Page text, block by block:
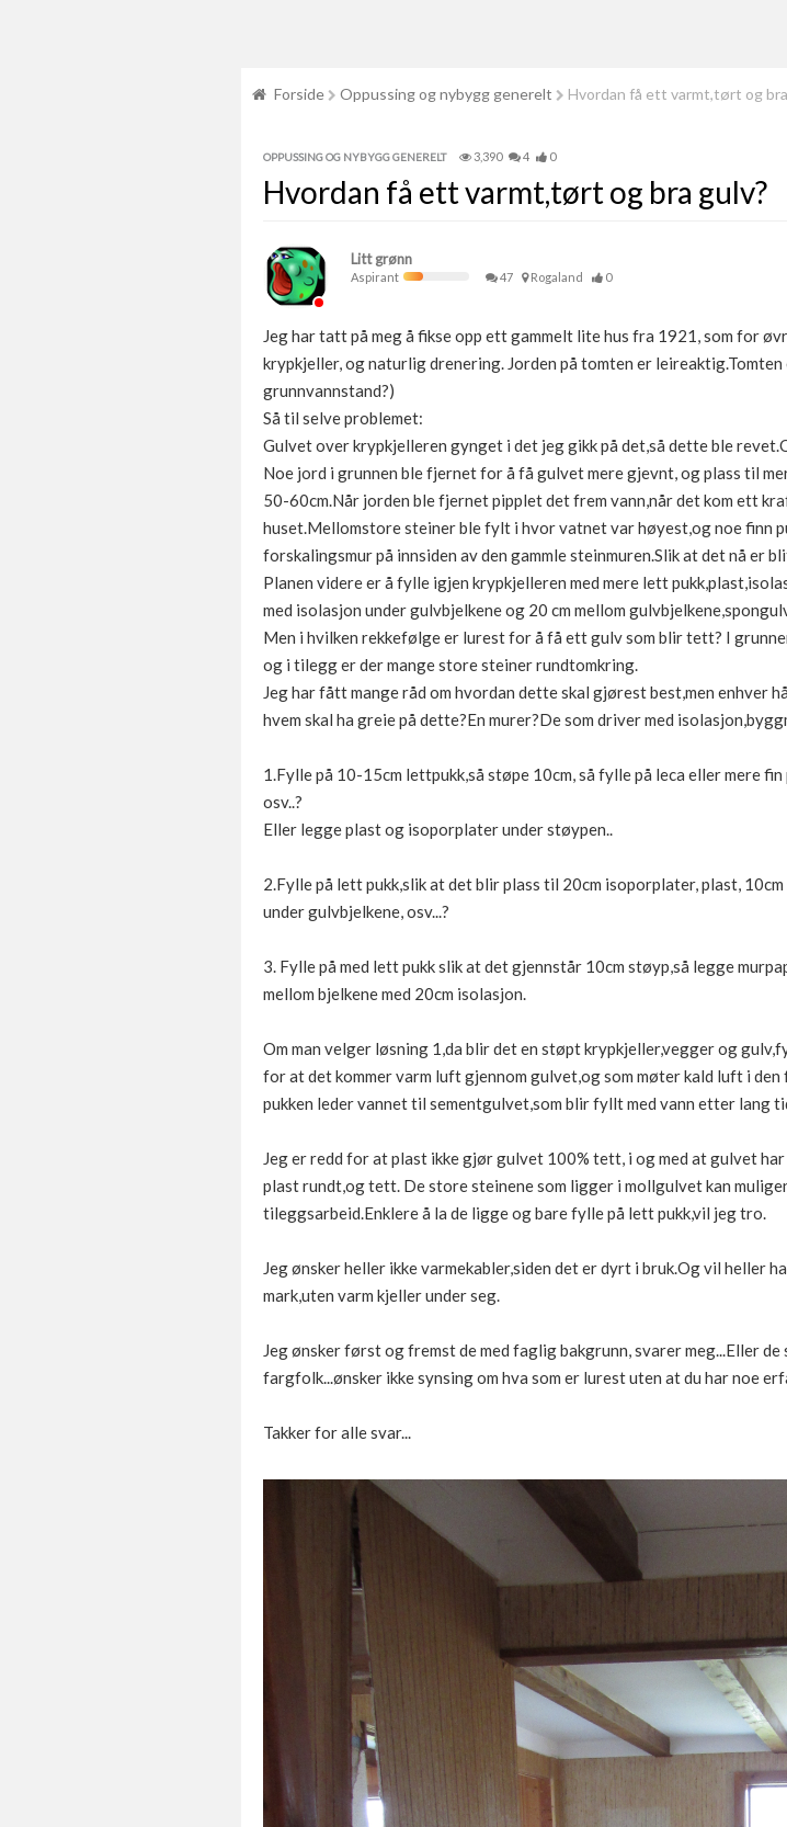
Forside Oppussing og nybygg generelt Hvordan få ett varmt,tørt og
OPPUSSING OG NYBYGG GENERELT 3,390 4 0
Hvordan få ett varmt,tørt og bra gulv?
Litt grønn
Aspirant 47 Rogaland 0
Jeg har tatt på meg å fikse opp ett gammelt lite hus fra 1921, som for
krypkjeller, og naturlig drenering. Jorden på tomten er
grunnvannstand?)
Så til selve problemet:
Gulvet over krypkjelleren gynget i det jeg gikk på det,så dette ble
Noe jord i grunnen ble fjernet for å få gulvet mere gjevnt, og plass til
50-60cm.Når jorden ble fjernet pipplet det frem vann,når det kom ett
huset.Mellomstore steiner ble fylt i hvor vatnet var høyest,og noe finn
forskalingsmur på innsiden av den gammle steinmuren.Slik at det nå er
Planen videre er å fylle igjen krypkjelleren med mere lett
med isolasjon under gulvbjelkene og 20 cm mellom
Men i hvilken rekkefølge er lurest for å få ett gulv som blir tett? I
og i tilegg er der mange store steiner rundtomkring.
Jeg har fått mange råd om hvordan dette skal gjørest best,men enhver
hvem skal ha greie på dette?En murer?De som driver med
1.Fylle på 10-15cm lettpukk,så støpe 10cm, så fylle på leca eller mere
osv..?
Eller legge plast og isoporplater under støypen..
2.Fylle på lett pukk,slik at det blir plass til 20cm isoporplater, plast,
under gulvbjelkene, osv...?
3. Fylle på med lett pukk slik at det gjennstår 10cm støyp,så legge
mellom bjelkene med 20cm isolasjon.
Om man velger løsning 1,da blir det en støpt krypkjeller,vegger og
for at det kommer varm luft gjennom gulvet,og som møter kald luft i
pukken leder vannet til sementgulvet,som blir fyllt med vann etter lang
Jeg er redd for at plast ikke gjør gulvet 100% tett, i og med at gulvet
plast rundt,og tett. De store steinene som ligger i mollgulvet kan
tileggsarbeid.Enklere å la de ligge og bare fylle på lett pukk,vil jeg tro.
Jeg ønsker heller ikke varmekabler,siden det er dyrt i bruk.Og vil heller
mark,uten varm kjeller under seg.
Jeg ønsker først og fremst de med faglig bakgrunn, svarer meg...Eller
fargfolk...ønsker ikke synsing om hva som er lurest uten at du har noe
Takker for alle svar...